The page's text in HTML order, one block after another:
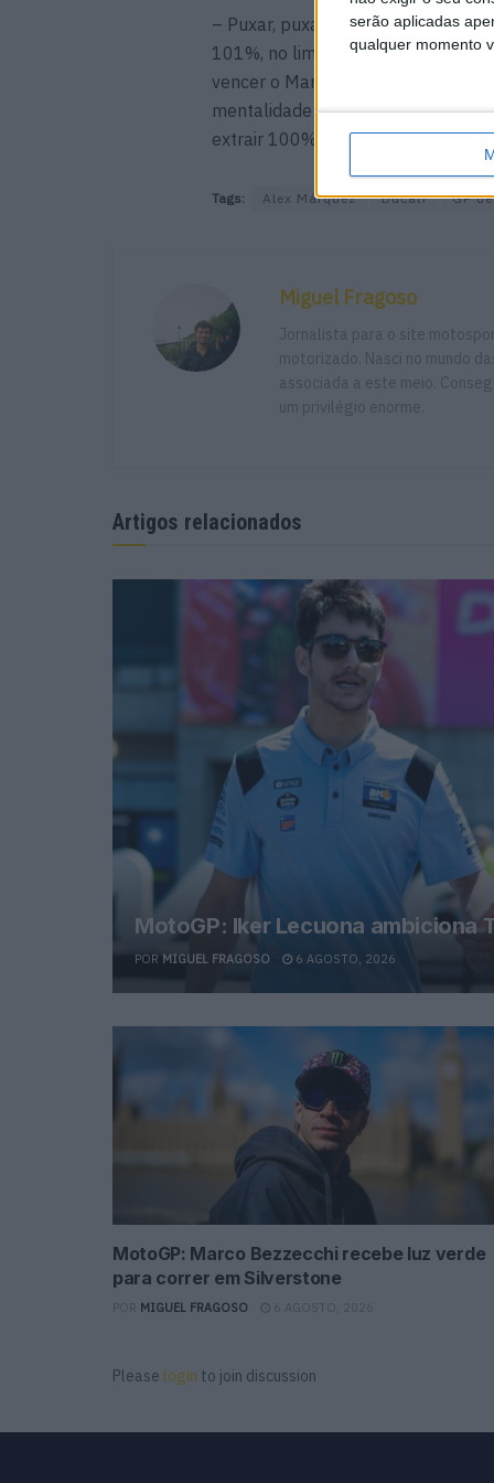
serão aplicadas
qualquer momento
– Puxar, puxar e puxar. Porque
101%, no limite em todos os
vencer o Marc [Márquez]. É assim,
mentalidade de todos os fins de
extrair 100% do nosso potencial
Tags: Alex Márquez Ducati GP
Miguel Fragoso
Jornalista para o site
motorizado. Nasci no mundo
associada a este meio.
um privilégio enorme.
Artigos relacionados
MotoGP: Iker Lecuona ambiciona
POR MIGUEL FRAGOSO 6 AGOSTO, 2026
MotoGP: Marco Bezzecchi recebe luz verde
para correr em Silverstone
MIGUEL FRAGOSO 6 AGOSTO, 2026
Please login to join discussion